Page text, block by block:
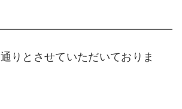
りとさせていただいておりま